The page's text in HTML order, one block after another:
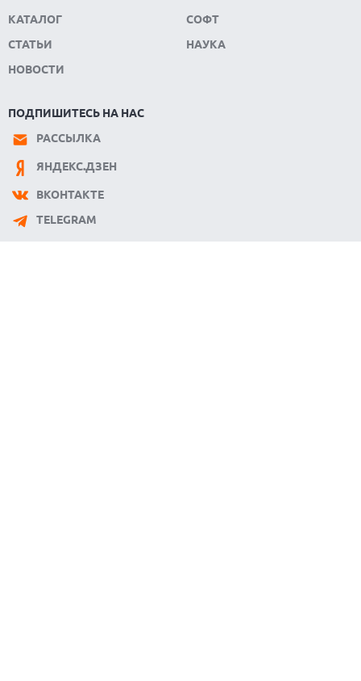
КАТАЛОГ
СТАТЬИ
НОВОСТИ
СОФТ
НАУКА
ПОДПИШИТЕСЬ НА НАС
РАССЫЛКА
ЯНДЕКС.ДЗЕН
ВКОНТАКТЕ
TELEGRAM